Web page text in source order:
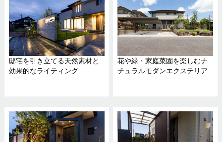
邸宅を引き立てる天然素材と
効果的なライティング
花や緑・家庭菜園を楽しむナ
チュラルモダンエクステリア